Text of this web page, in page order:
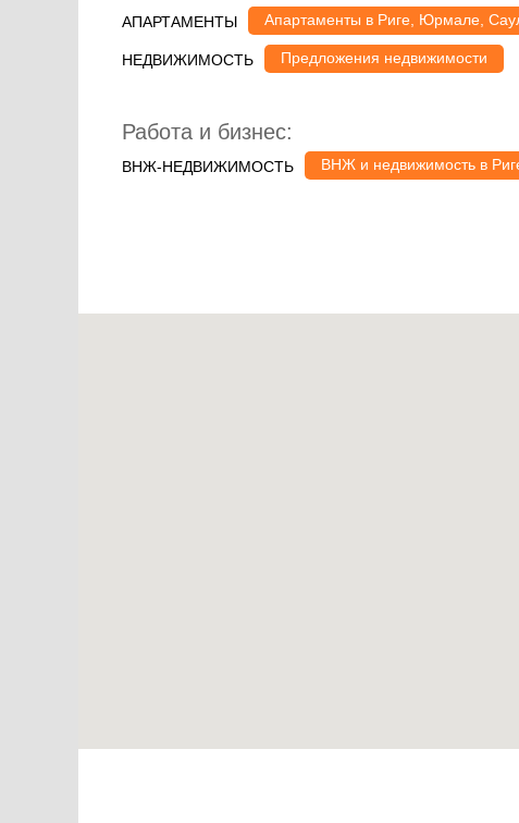
АПАРТАМЕНТЫ Апартаменты в Риге, Юрмале,
НЕДВИЖИМОСТЬ Предложения недвижимости
Работа и бизнес:
ВНЖ-НЕДВИЖИМОСТЬ ВНЖ и недвижимость в